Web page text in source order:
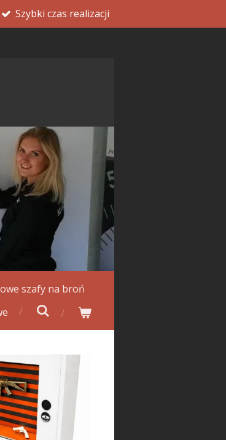
Szybki czas realizacji
szafy na broń